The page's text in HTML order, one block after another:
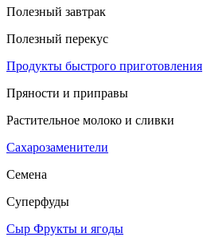
Полезный завтрак
Полезный перекус
Продукты быстрого приготовления
Пряности и приправы
Растительное молоко и сливки
Сахарозаменители
Семена
Суперфуды
Сыр Фрукты и ягоды